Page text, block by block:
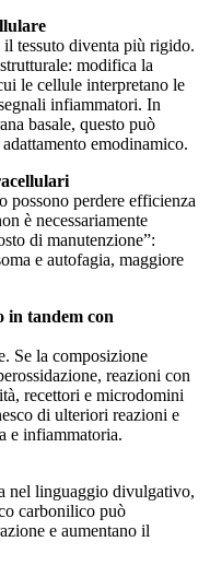
tessuto diventa più rigido.
modifica la
le cellule interpretano le
infiammatori. In
basale, questo può
emodinamico.
possono perdere efficienza
è necessariamente
di manutenzione”:
e autofagia, maggiore
in tandem con
Se la composizione
reazioni con
recettori e microdomini
di ulteriori reazioni e
e infiammatoria.
nel linguaggio divulgativo,
carbonilico può
e aumentano il